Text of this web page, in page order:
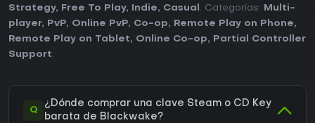
Strategy, Free To Play, Indie, Casual . Categorías:
Multi-
player, PvP, Online PvP, Co-op, Remote Play on Phone,
Remote Play on Tablet, Online Co-op,
Partial Controller
Support.
Q
¿Dónde comprar una clave Steam o CD Key
barata de Blackwake?